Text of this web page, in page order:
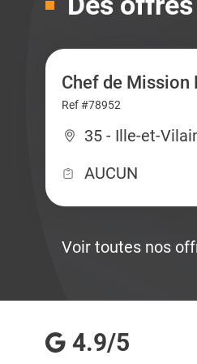
Chef de Mission
Ref #78952
35 - Ille-et-
AUCUN
Voir toutes nos
4.9/5